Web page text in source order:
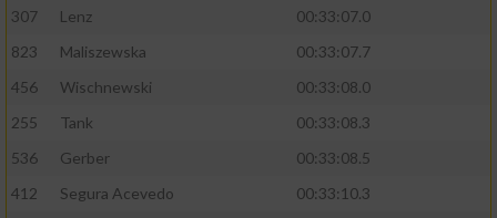
307
Lenz
00:33:07.0
823
Maliszewska
00:33:07.7
456
Wischnewski
00:33:08.0
255
Tank
00:33:08.3
536
Gerber
00:33:08.5
412
Segura Acevedo
00:33:10.3